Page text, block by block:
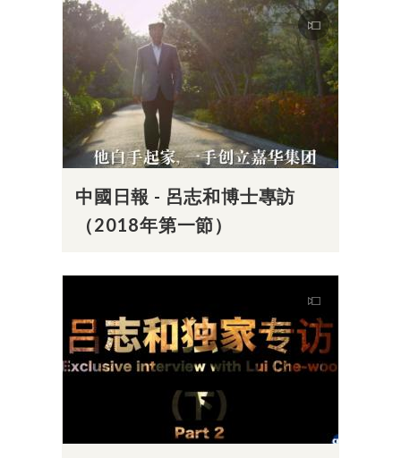
中國日報 - 呂志和博士專訪
（2018年第一節）